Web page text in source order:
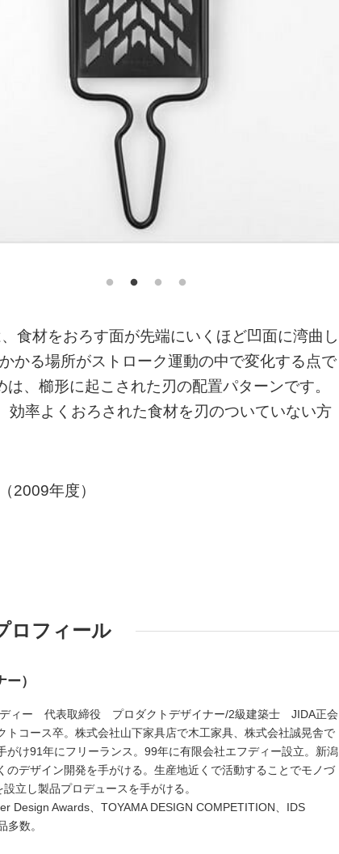
食材をおろす面が先端にいくほど凹面に湾曲し
かる場所がストローク運動の中で変化する点で
、櫛形に起こされた刃の配置パターンです。
率よくおろされた食材を刃のついていない方
2009年度）
ロフィール
）
ディー 代表取締役 プロダクトデザイナー/2級建築士 JIDA正会
コース卒。株式会社山下家具店で木工家具、株式会社誠晃舎で
がけ91年にフリーランス。99年に有限会社エフディー設立。新潟
のデザイン開発を手がける。生産地近くで活動することでモノづ
立し製品プロデュースを手がける。
Design Awards、TOYAMA DESIGN COMPETITION、IDS
多数。